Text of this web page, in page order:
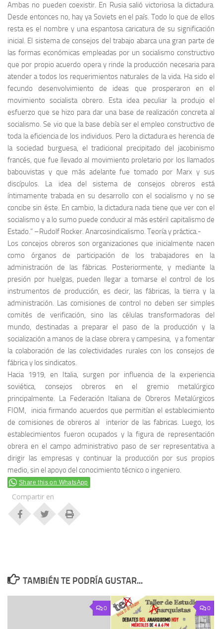
Ambas no pueden coexistir. En Rusia salió victoriosa la dictadura.
Desde entonces no, hay ya Soviets en el país. Todo lo que de ellos
resta es el nombre y una espantosa caricatura de su significación
inicial. El sistema de consejos del trabajo abarca una gran parte de
las formas económicas empleadas por un socialismo constructivo
que por propio acuerdo opera y rinde la producción necesaria para
atender a todos los requerimientos naturales de la vida. Ha sido el
fecundo desenvolvimiento de ideas que prosperaron en el
movimiento socialista obrero. Esta idea peculiar la produjo el
esfuerzo que se hizo para dar una base de realización concreta al
socialismo. Se vio que la base debía ser el empleo constructivo de
toda la eficiencia de los individuos. Pero la dictadura es herencia de
la sociedad burguesa, el tradicional precipitado del jacobinismo
francés, que fue llevado al movimiento proletario por los llamados
babouvistas y que más adelante fue tomado por Marx y sus
discípulos. La idea del sistema de consejos obreros está
íntimamente trabada en su desarrollo con el socialismo y no se
concibe sin éste. En cambio, la dictadura nada tiene que ver con el
socialismo y a lo sumo puede conducir al más estéril capitalismo de
Estado.” –Rudolf Rocker. Anarcosindicalismo. Teoría y práctica.-
Los concejos obreros son organizaciones que inicialmente nacen
como órganos de participación de los trabajadores en la
administración de las fábricas. Posteriormente, y mediante la
presión por huelgas, pueden llegar a tomarse el control de los
instrumentos de producción, es decir, las fábricas, la tierra y la
administración. Las comisiones de control no deben ser simples
comités de verificación, sino las células transformadoras del
mundo, destinadas a preparar el paso de la producción y la
socialización a manos de la clase obrera y campesina, y a fomentar
la colaboración de las colectividades rurales con los consejos de
fábrica y los sindicatos.
Hacia 1919, en Italia, surgen por influencia de la experiencia
soviética, consejos obreros en el gremio metalúrgico
principalmente. La Federación Italiana de Obreros Metalúrgicos
FIOM, inicia firmando acuerdos que permitían el establecimiento
de comisiones de obreros al interior de las fabricas. Luego, los
establecimientos fueron ocupados y la figura de representación
obrera en el campo administrativo paso de ser representativa a
dirigir las empresas y continuar la producción por sus propios
medio, sin el apoyo del conocimiento técnico o ingeniero.
Share this on WhatsApp
Compartir en
TAMBIÉN TE PODRÍA GUSTAR...
0 0